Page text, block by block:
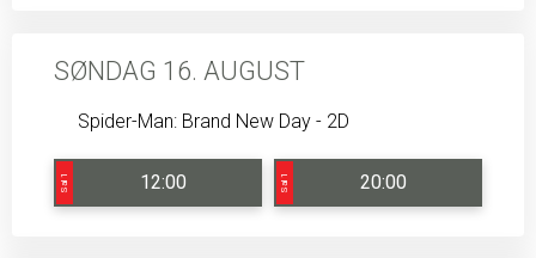
SØNDAG 16. AUGUST
Spider-Man: Brand New Day - 2D
Sal 1 12:00 Sal 1 20:00